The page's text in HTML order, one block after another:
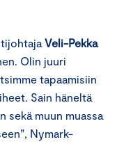
Veli-Pekka
Olin juuri
tapaamisiin
Sain häneltä
sekä muun muassa
Nymark-